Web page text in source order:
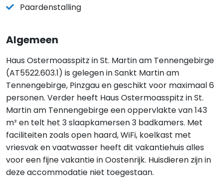
Paardenstalling
Algemeen
Haus Ostermoasspitz in St. Martin am Tennengebirge
(AT5522.603.1) is gelegen in Sankt Martin am
Tennengebirge, Pinzgau en geschikt voor maximaal 6
personen. Verder heeft Haus Ostermoasspitz in St.
Martin am Tennengebirge een oppervlakte van 143
m² en telt het 3 slaapkamersen 3 badkamers. Met
faciliteiten zoals open haard, WiFi, koelkast met
vriesvak en vaatwasser heeft dit vakantiehuis alles
voor een fijne vakantie in Oostenrijk. Huisdieren zijn in
deze accommodatie niet toegestaan.